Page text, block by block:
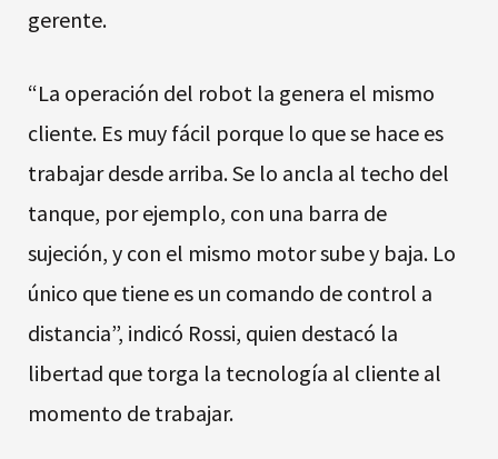
gerente.
“La operación del robot la genera el mismo
cliente. Es muy fácil porque lo que se hace es
trabajar desde arriba. Se lo ancla al techo del
tanque, por ejemplo, con una barra de
sujeción, y con el mismo motor sube y baja. Lo
único que tiene es un comando de control a
distancia”, indicó Rossi, quien destacó la
libertad que torga la tecnología al cliente al
momento de trabajar.